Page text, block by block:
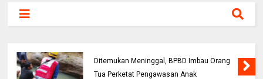
Ditemukan Meninggal, BPBD Imbau Orang
Tua Perketat Pengawasan Anak